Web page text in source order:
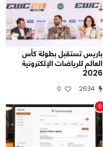
باريس تستقبل بطولة كأس
العالم للرياضات الإلكترونية
2026
2634
0
6